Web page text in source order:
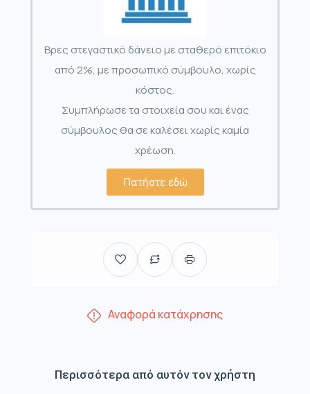
Βρες στεγαστικό δάνειο με σταθερό επιτόκιο
από 2%, με προσωπικό σύμβουλο, χωρίς
κόστος.
Συμπλήρωσε τα στοιχεία σου και ένας
σύμβουλος θα σε καλέσει χωρίς καμία
χρέωση.
Πατήστε εδώ
Αναφορά κατάχρησης
Περισσότερα από αυτόν τον χρήστη